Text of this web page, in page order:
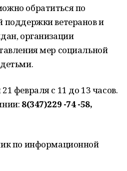
обратиться по
поддержки ветеранов и
организации
мер социальной
февраля с 11 до 13 часов.
8(347)229 -74 -58,
по информационной